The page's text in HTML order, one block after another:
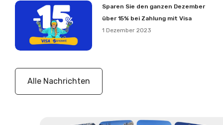
Sparen Sie den ganzen Dezember
über 15% bei Zahlung mit Visa
1 Dezember 2023
Alle Nachrichten